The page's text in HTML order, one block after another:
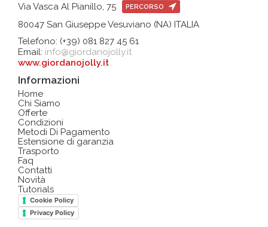
Via Vasca Al Pianillo, 75 PERCORSO
80047 San Giuseppe Vesuviano (NA) ITALIA
Telefono: (+39) 081 827 45 61
Email: info@giordanojolly.it
www.giordanojolly.it
Informazioni
Home
Chi Siamo
Offerte
Condizioni
Metodi Di Pagamento
Estensione di garanzia
Trasporto
Faq
Contatti
Novità
Tutorials
Cookie Policy
Privacy Policy